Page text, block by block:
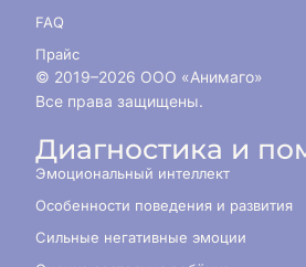
FAQ
Прайс
© 2019–2026 ООО «Анимаго»
Все права защищены.
Диагностика и
Эмоциональный интеллект
Особенности поведения и развития
Сильные негативные эмоции